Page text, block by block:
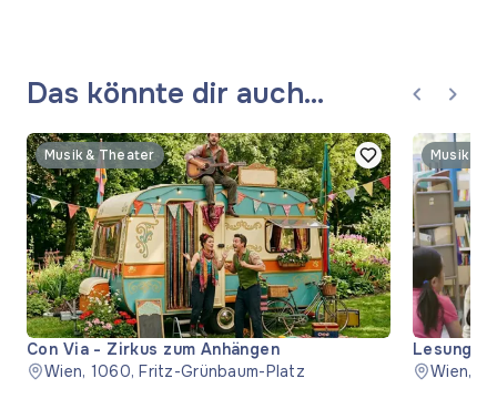
Das könnte dir auch
gefallen
Musik & Theater
Con Via - Zirkus zum Anhängen
Wien, 1060, Fritz-Grünbaum-Platz
Musik &
Lesung
Wien,